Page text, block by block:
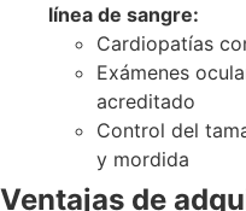
línea de sangre:
Cardiopatías
Exámenes
acreditado
Control del
y mordida
Ventajas de